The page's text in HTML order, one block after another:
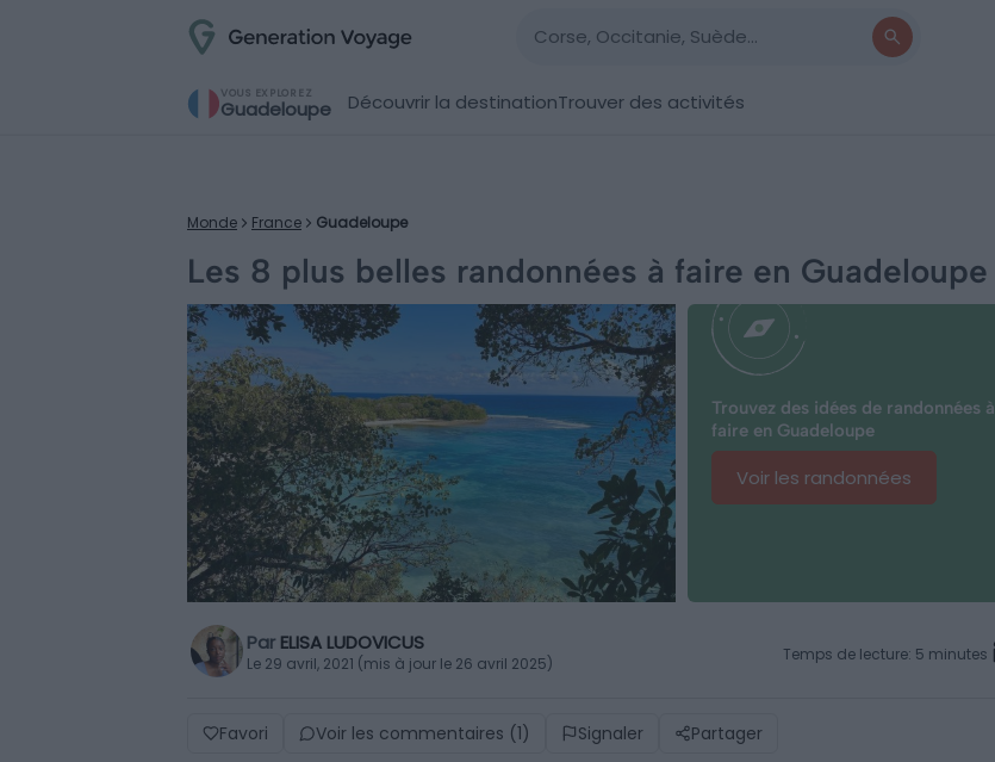
VOUS EXPLOREZ
Guadeloupe Découvrir la destinationTrouver des activités
Monde France Guadeloupe
Les 8 plus belles randonnées à faire en Guadeloupe
Trouvez des idées de randonnées à
faire en Guadeloupe
Voir les randonnées
Par ELISA LUDOVICUS
Le 29 avril, 2021 (mis à jour le 26 avril 2025) Temps de lecture: 5 minutes
Favori Voir les commentaires (1) Signaler Partager